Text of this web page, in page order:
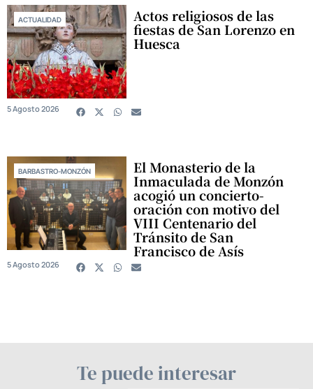
ACTUALIDAD Actos religiosos de las
fiestas de San Lorenzo en
Huesca
5 Agosto 2026
BARBASTRO-MONZÓN El Monasterio de la
Inmaculada de Monzón
acogió un concierto-
oración con motivo del
VIII Centenario del
Tránsito de San
Francisco de Asís
5 Agosto 2026
Te puede interesar